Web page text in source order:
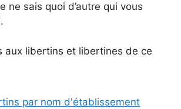
ne sais quoi d’autre qui vous
aux libertins et libertines de ce
par nom d'établissement